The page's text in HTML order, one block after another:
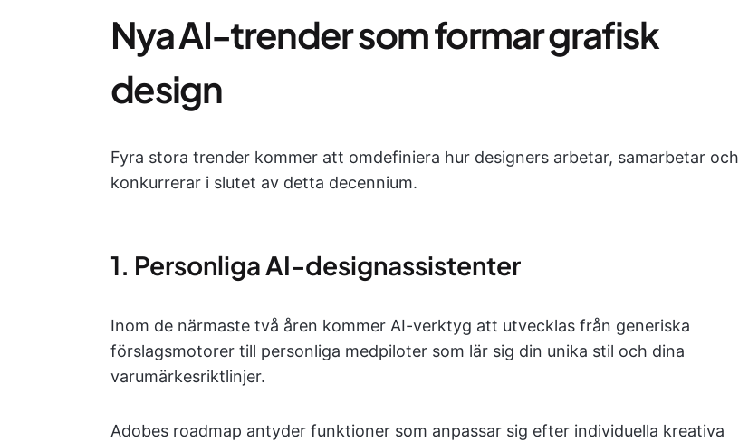
Nya AI-trender som formar grafisk
design
Fyra stora trender kommer att omdefiniera hur designers arbetar, samarbetar och
konkurrerar i slutet av detta decennium.
1. Personliga AI-designassistenter
Inom de närmaste två åren kommer AI-verktyg att utvecklas från generiska
förslagsmotorer till personliga medpiloter som lär sig din unika stil och dina
varumärkesriktlinjer.
Adobes roadmap antyder funktioner som anpassar sig efter individuella kreativa